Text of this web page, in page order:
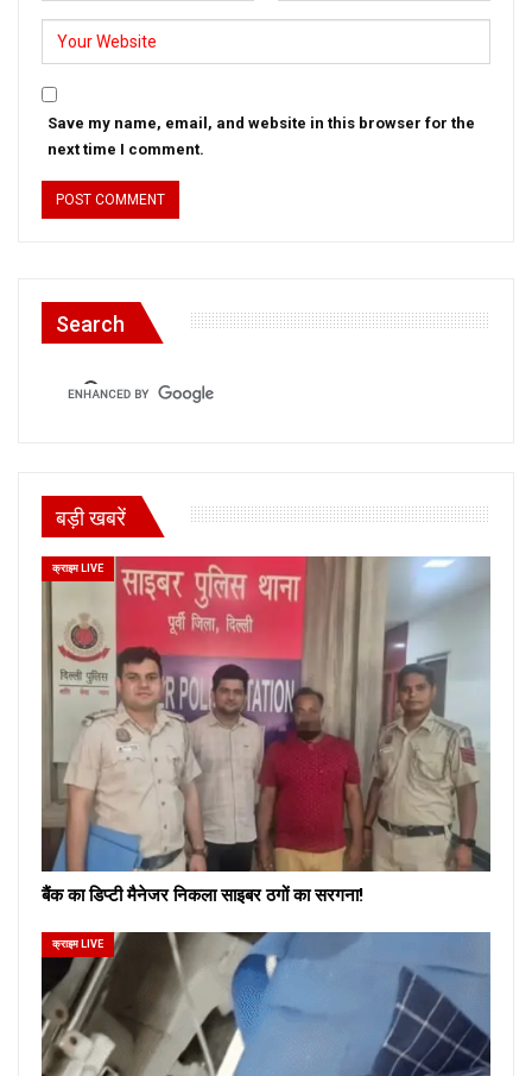
Save my name, email, and website in this browser for the
next time I comment.
Search
बड़ी खबरें
क्राइम LIVE
बैंक का डिप्टी मैनेजर निकला साइबर ठगों का सरगना!
क्राइम LIVE